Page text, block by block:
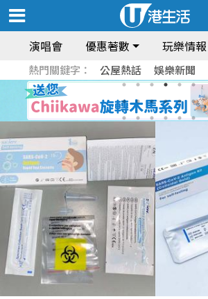
演唱會 優惠著數 玩樂情報
熱門關鍵字： 公屋熱話 娛樂新聞